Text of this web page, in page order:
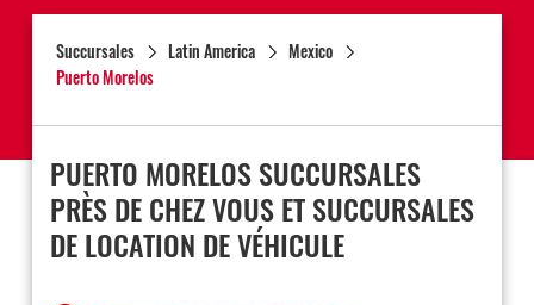
Succursales Latin America
Mexico
Puerto Morelos
PUERTO MORELOS SUCCURSALES
PRÈS DE CHEZ VOUS ET SUCCURSALES
DE LOCATION DE VÉHICULE